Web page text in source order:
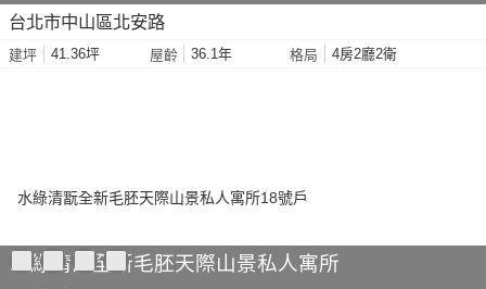
台北市中山區北安路
建坪 41.36坪 屋齡 36.1年 格局 4房2廳2衛
水綠清翫全新毛胚天際山景私人寓所